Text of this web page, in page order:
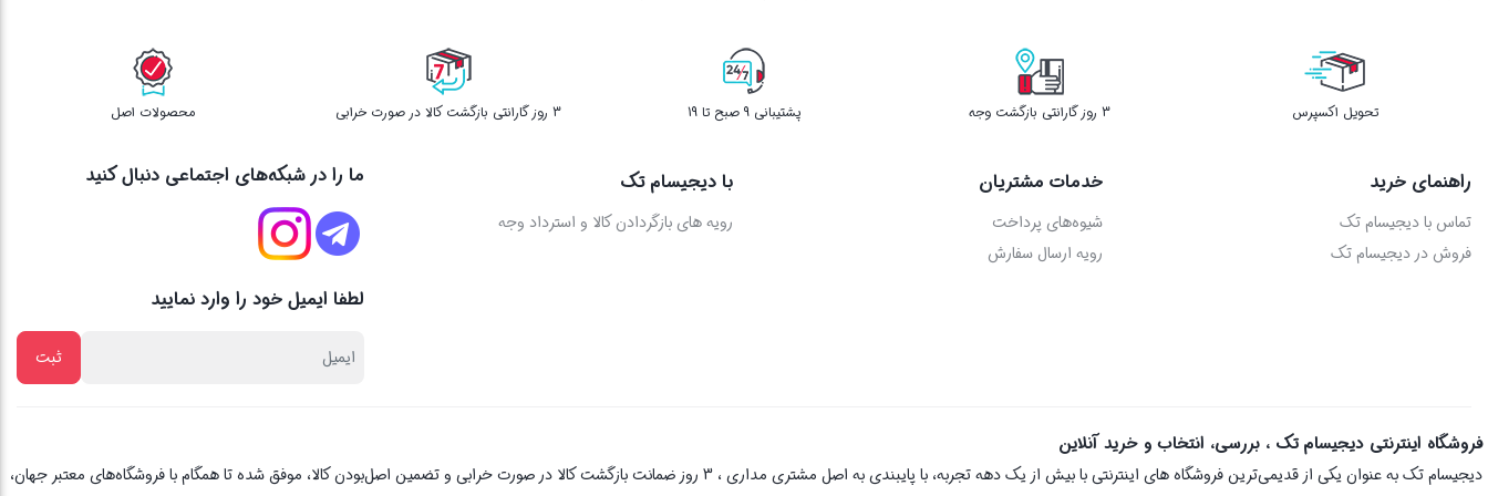
تحویل اکسپرس 3 روز گارانتی بازگشت وجه پشتیبانی 9 صبح تا 19 3 روز گارانتی بازگشت کالا در صورت خرابی محصولات اصل
راهنمای خرید
تماس با دیجیسام تک
فروش در دیجیسام تک
خدمات مشتریان
شیوه‌های پرداخت
رویه ارسال سفارش
با دیجیسام تک
رویه های بازگردادن کالا و استرداد وجه
ما را در شبکه‌های اجتماعی دنبال کنید
لطفا ایمیل خود را وارد نمایید
فروشگاه اینترنتی دیجیسام تک ، بررسی، انتخاب و خرید آنلاین
دیجیسام تک به عنوان یکی از قدیمی‌ترین فروشگاه های اینترنتی با بیش از یک دهه تجربه، با پایبندی به اصل مشتری مداری ، 3 روز ضمانت بازگشت کالا در صورت خرابی و تضمین اصل‌بودن کالا، موفق شده تا همگام با فروشگاه‌های معتبر جهان،